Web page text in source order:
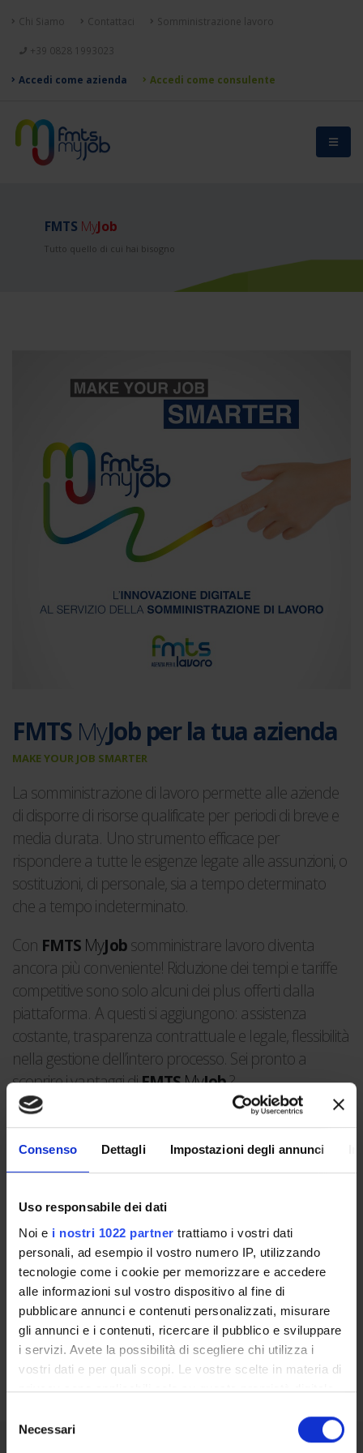
Consenso Dettagli Impostazioni degli annunci
Uso responsabile dei dati
Noi e i nostri 1022 partner trattiamo i vostri dati
personali, ad esempio il vostro numero IP, utilizzando
tecnologie come i cookie per memorizzare e accedere
alle informazioni sul vostro dispositivo al fine di
pubblicare annunci e contenuti personalizzati, misurare
gli annunci e i contenuti, ricercare il pubblico e sviluppare
i servizi. Avete la possibilità di scegliere chi utilizza i
vostri dati e per quali scopi. Le vostre scelte in materia di
privacy sono applicabili solo su questa proprietà digitale
modificare o revocare il proprio consenso in qualsiasi
momento dalla Dichiarazione sui cookie o facendo clic
delNecessari
Chi Siamo Contattaci Somministrazione lavoro
+39 0828 1993023
Accedi come azienda Accedi come consulente
FMTS MyJob
Tutto quello di cui hai bisogno
FMTS MyJobper la tua azienda
MAKE YOUR JOB SMARTER
La somministrazione di lavoro permette alle aziende
di disporre di risorse qualificate per periodi di breve e
media durata. Uno strumento efficace per
rispondere a tutte le esigenze legate alle assunzioni, o
sostituzioni, di personale, sia a tempo determinato
che a tempo indeterminato.
Con FMTS MyJobsomministrare lavoro diventa
ancora più conveniente! Riduzione dei tempi e tariffe
competitive sono solo alcuni dei plus offerti dalla
piattaforma. A questi si aggiungono: assistenza
costante, trasparenza contrattuale e legale, flessibilità
nella gestione dell’intero processo. Sei pronto a
scoprire i vantaggi diFMTSMyJob?
Accedi all’area riservata e richiedi un preventivo veloce. Inserendo
Accedi alla applicazione
SEGUICI